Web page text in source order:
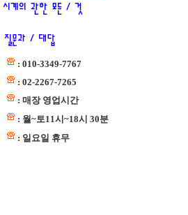
: 010-3349-7767
: 02-2267-7265
: 매장 영업시간
: 월~토11시~18시 30분
: 일요일 휴무